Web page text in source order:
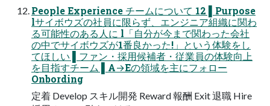
People Experience チームについて 12 ▌Purpose
lサイボウズの社員に限らず、エンジニア組織に関わ
る可能性のある⼈に l「⾃分が今まで関わった会社
の中でサイボウズが1番良かった!」という体験をし
てほしい ▌ファン・採⽤候補者・従業員の体験向上
を⽬指すチーム ▌A→Eの領域を主にフォロー
Onbording
定着 Develop スキル開発 Reward 報酬 Exit 退職 Hire